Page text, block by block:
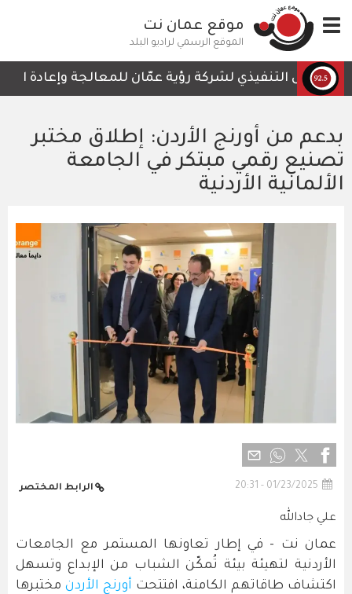
إلى
المحتوى
الرئيسي
Toggle
navigation
موقع عمان نت
الموقع الرسمي لراديو البلد
الرئيس التنفيذي لشركة رؤية عمّان للمعالجة وإعادة
بدعم من أورنج الأردن: إطلاق مختبر
تصنيع رقمي مبتكر في الجامعة
الألمانية الأردنية
01/23/2025 - 20:31 الرابط المختصر
علي جادالله
عمان نت - في إطار تعاونها المستمر مع الجامعات
الأردنية لتهيئة بيئة تُمكّن الشباب من الإبداع وتسهل
اكتشاف طاقاتهم الكامنة، افتتحت أورنج الأردن مختبرها